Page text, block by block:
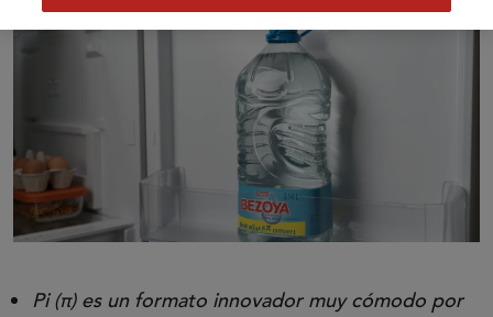
Pi (π) es un formato innovador muy cómodo por